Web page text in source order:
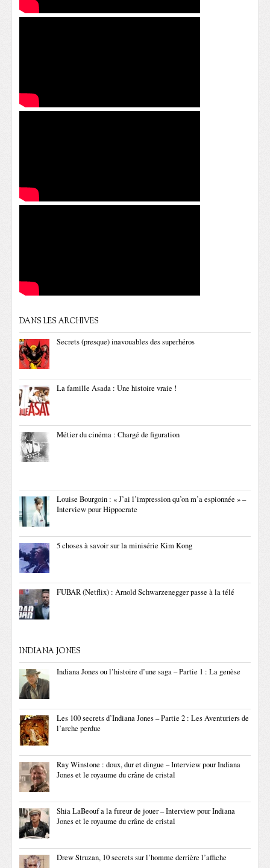
DANS LES ARCHIVES
Secrets (presque) inavouables des superhéros
La famille Asada : Une histoire vraie !
Métier du cinéma : Chargé de figuration
Louise Bourgoin : « J’ai l’impression qu’on m’a espionnée » –
Interview pour Hippocrate
5 choses à savoir sur la minisérie Kim Kong
FUBAR (Netflix) : Arnold Schwarzenegger passe à la télé
INDIANA JONES
Indiana Jones ou l’histoire d’une saga – Partie 1 : La genèse
Les 100 secrets d’Indiana Jones – Partie 2 : Les Aventuriers de
l’arche perdue
Ray Winstone : doux, dur et dingue – Interview pour Indiana
Jones et le royaume du crâne de cristal
Shia LaBeouf a la fureur de jouer – Interview pour Indiana
Jones et le royaume du crâne de cristal
Drew Struzan, 10 secrets sur l’homme derrière l’affiche